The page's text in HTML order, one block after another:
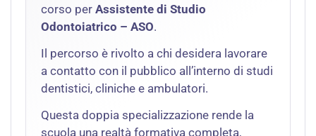
corso per Assistente di Studio
Odontoiatrico – ASO.
Il percorso è rivolto a chi desidera lavorare
a contatto con il pubblico all’interno di studi
dentistici, cliniche e ambulatori.
Questa doppia specializzazione rende la
scuola una realtà formativa completa,